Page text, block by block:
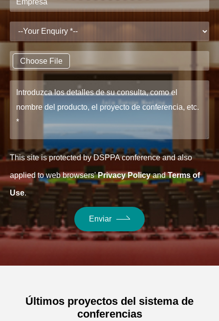
Choose File
This site is protected by DSPPA conference and also
applied to web browsers'Privacy PolicyandTerms of
Use.
Enviar
Últimos proyectos del sistema de
conferencias